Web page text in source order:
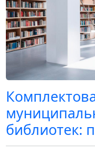
библиотек: